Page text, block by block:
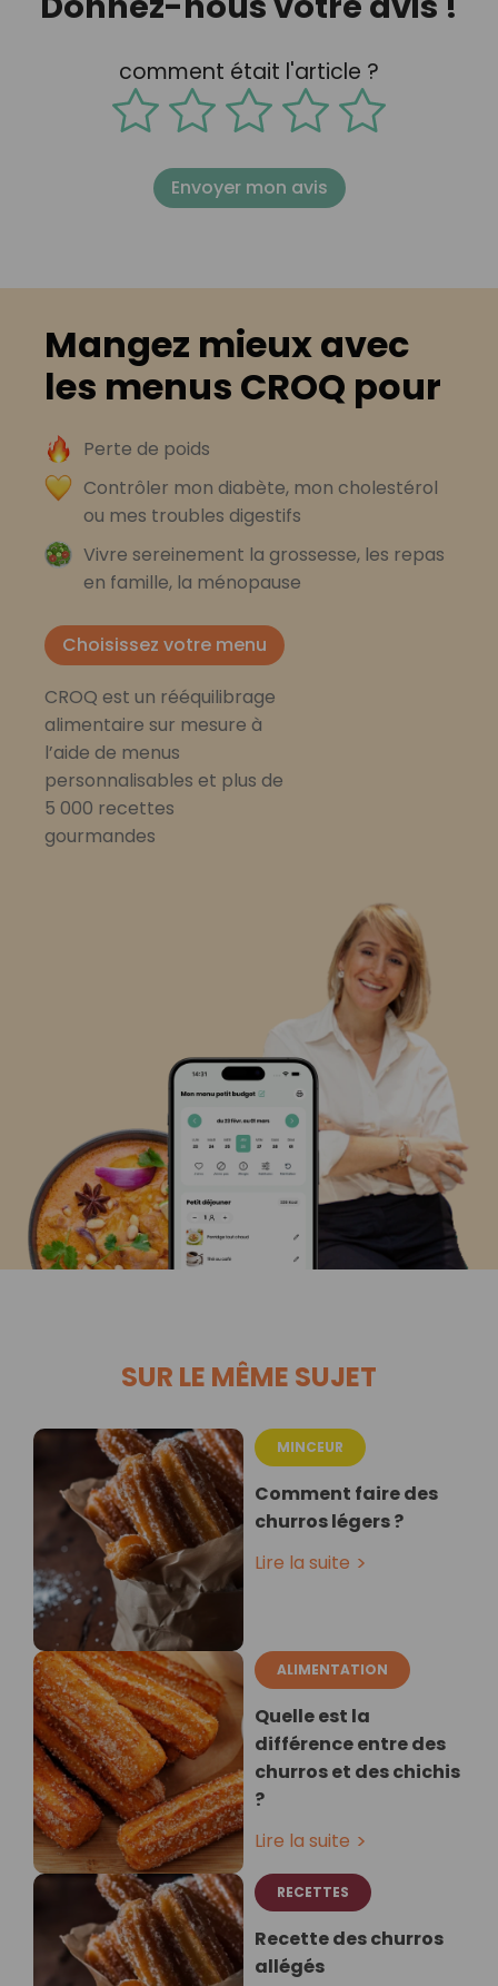
comment était l'article ?
Envoyer mon avis
Mangez mieux avec
les menus CROQ pour
Perte de poids
Contrôler mon diabète, mon cholestérol
ou mes troubles digestifs
Vivre sereinement la grossesse, les repas
en famille, la ménopause
Choisissez votre menu
CROQ est un rééquilibrage
alimentaire sur mesure à
l’aide de menus
personnalisables et plus de
5 000 recettes
gourmandes
SUR LE MÊME SUJET
MINCEUR
Comment faire des
churros légers ?
Lire la suite
ALIMENTATION
Quelle est la
différence entre des
churros et des chichis
?
Lire la suite
RECETTES
Recette des churros
allégés